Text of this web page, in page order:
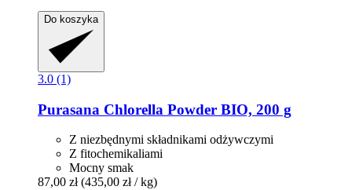
Do koszyka
3.0 (1)
Purasana Chlorella Powder BIO, 200 g
Z niezbędnymi składnikami odżywczymi
Z fitochemikaliami
Mocny smak
87,00 zł (435,00 zł / kg)